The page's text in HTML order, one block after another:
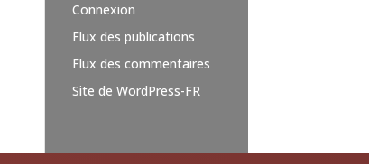
Connexion
Flux des publications
Flux des commentaires
Site de WordPress-FR